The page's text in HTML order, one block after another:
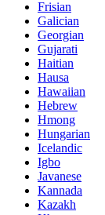
Frisian
Galician
Georgian
Gujarati
Haitian
Hausa
Hawaiian
Hebrew
Hmong
Hungarian
Icelandic
Igbo
Javanese
Kannada
Kazakh